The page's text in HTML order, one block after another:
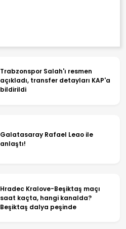
Trabzonspor Salah'ı resmen
açıkladı, transfer detayları KAP'a
bildirildi
Galatasaray Rafael Leao ile
anlaştı!
Hradec Kralove-Beşiktaş maçı
saat kaçta, hangi kanalda?
Beşiktaş dalya peşinde